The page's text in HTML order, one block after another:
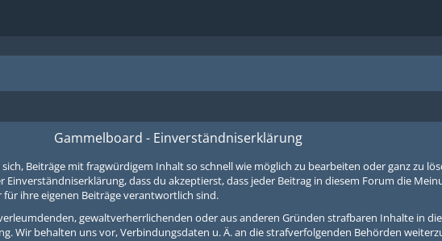
Gammelboard - Einverständniserklärung
Beiträge mit fragwürdigem Inhalt so schnell wie möglich zu bearbeiten oder ganz zu
dass du akzeptierst, dass jeder Beitrag in diesem Forum die
ihre eigenen Beiträge verantwortlich sind.
gewaltverherrlichenden oder aus anderen Gründen strafbaren Inhalte in
Wir behalten uns vor, Verbindungsdaten u. Ä. an die strafverfolgenden Behörden